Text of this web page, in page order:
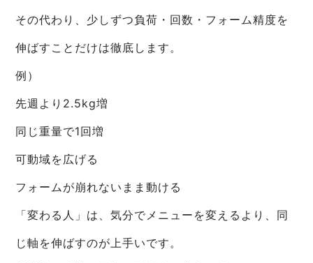
その代わり、少しずつ負荷・回数・フォーム精度を
伸ばすことだけは徹底します。
例）
先週より2.5kg増
同じ重量で1回増
可動域を広げる
フォームが崩れないまま動ける
「変わる人」は、気分でメニューを変えるより、同
じ軸を伸ばすのが上手いです。